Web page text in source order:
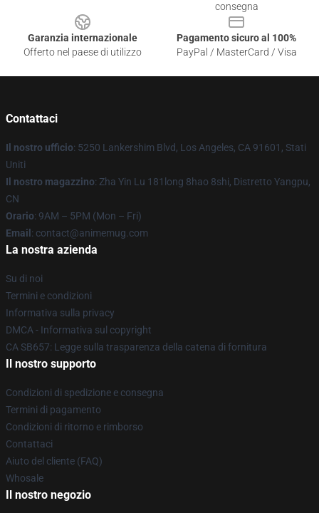
consegna
Garanzia internazionale
Offerto nel paese di utilizzo
Pagamento sicuro al 100%
PayPal / MasterCard / Visa
Contattaci
Il nostro ufficio: 5250 Lankershim Blvd, Los Angeles, CA 91601, Stati
Uniti
Il nostro magazzino: Zha Yin Lu 181long 8hao 8shi, Distretto Yangpu,
CN
Orario: 9AM – 5PM (Mon – Fri)
Email : contact@animemug.com
La nostra azienda
Su di noi
Termini e condizioni
Informativa sulla privacy
DMCA - Informativa sul copyright
CA SB657: Legge sulla trasparenza della catena di fornitura
Il nostro supporto
Condizioni di spedizione e consegna
Termini di pagamento
Condizioni di ritorno e rimborso
Contattaci
Aiuto del cliente (FAQ)
Whosale
Il nostro negozio